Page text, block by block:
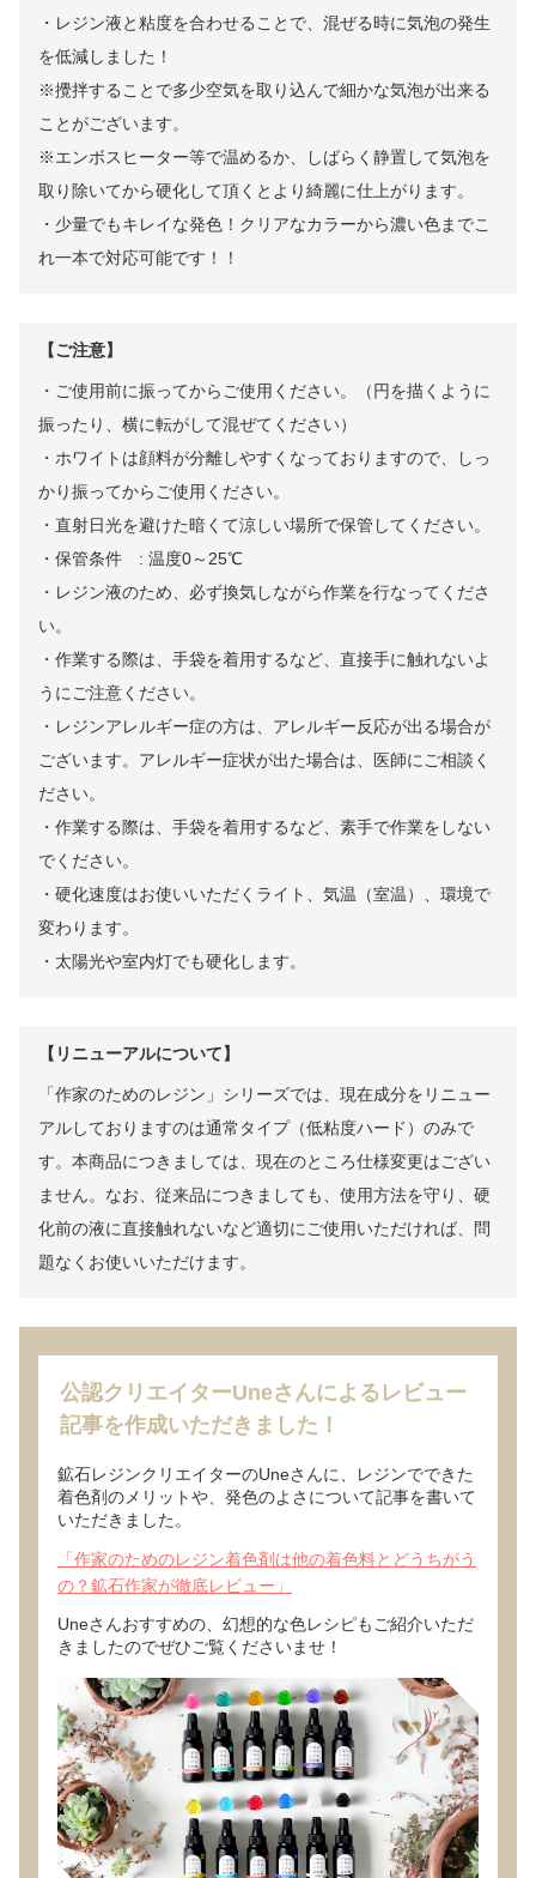
・レジン液と粘度を合わせることで、混ぜる時に気泡の発生
を低減しました！
※攪拌することで多少空気を取り込んで細かな気泡が出来る
ことがございます。
※エンボスヒーター等で温めるか、しばらく静置して気泡を
取り除いてから硬化して頂くとより綺麗に仕上がります。
・少量でもキレイな発色！クリアなカラーから濃い色までこ
れ一本で対応可能です！！
【ご注意】
・ご使用前に振ってからご使用ください。（円を描くように
振ったり、横に転がして混ぜてください）
・ホワイトは顔料が分離しやすくなっておりますので、しっ
かり振ってからご使用ください。
・直射日光を避けた暗くて涼しい場所で保管してください。
・保管条件 : 温度0～25℃
・レジン液のため、必ず換気しながら作業を行なってくださ
い。
・作業する際は、手袋を着用するなど、直接手に触れないよ
うにご注意ください。
・レジンアレルギー症の方は、アレルギー反応が出る場合が
ございます。アレルギー症状が出た場合は、医師にご相談く
ださい。
・作業する際は、手袋を着用するなど、素手で作業をしない
でください。
・硬化速度はお使いいただくライト、気温（室温）、環境で
変わります。
・太陽光や室内灯でも硬化します。
【リニューアルについて】
「作家のためのレジン」シリーズでは、現在成分をリニュー
アルしておりますのは通常タイプ（低粘度ハード）のみで
す。本商品につきましては、現在のところ仕様変更はござい
ません。なお、従来品につきましても、使用方法を守り、硬
化前の液に直接触れないなど適切にご使用いただければ、問
題なくお使いいただけます。
公認クリエイターUneさんによるレビュー
記事を作成いただきました！
鉱石レジンクリエイターのUneさんに、レジンでできた
着色剤のメリットや、発色のよさについて記事を書いて
いただきました。
「作家のためのレジン着色剤は他の着色料とどうちがう
の？鉱石作家が徹底レビュー」
Uneさんおすすめの、幻想的な色レシピもご紹介いただ
きましたのでぜひご覧くださいませ！